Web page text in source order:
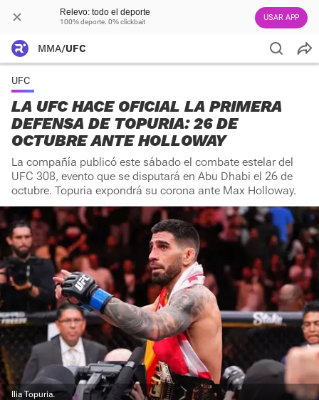
Relevo: todo el deporte
100% deporte. 0% clickbait USAR APP
MMA/UFC
UFC
LA UFC HACE OFICIAL LA PRIMERA
DEFENSA DE TOPURIA: 26 DE
OCTUBRE ANTE HOLLOWAY
La compañía publicó este sábado el combate estelar del
UFC 308, evento que se disputará en Abu Dhabi el 26 de
octubre. Topuria expondrá su corona ante Max Holloway.
Ilia Topuria.